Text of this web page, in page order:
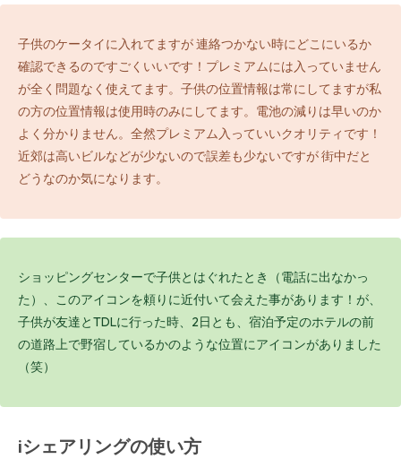
子供のケータイに入れてますが 連絡つかない時にどこにいるか
確認できるのですごくいいです！プレミアムには入っていません
が全く問題なく使えてます。子供の位置情報は常にしてますが私
の方の位置情報は使用時のみにしてます。電池の減りは早いのか
よく分かりません。全然プレミアム入っていいクオリティです！
近郊は高いビルなどが少ないので誤差も少ないですが 街中だと
どうなのか気になります。
ショッピングセンターで子供とはぐれたとき（電話に出なかっ
た）、このアイコンを頼りに近付いて会えた事があります！が、
子供が友達とTDLに行った時、2日とも、宿泊予定のホテルの前
の道路上で野宿しているかのような位置にアイコンがありました
（笑）
iシェアリングの使い方